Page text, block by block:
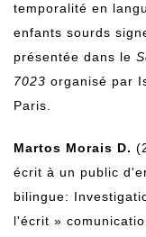
temporalité en
enfants sourds
présentée dans le
7023 organisé par
Paris.
Martos Morais D.
écrit à un public
bilingue:
l'écrit »